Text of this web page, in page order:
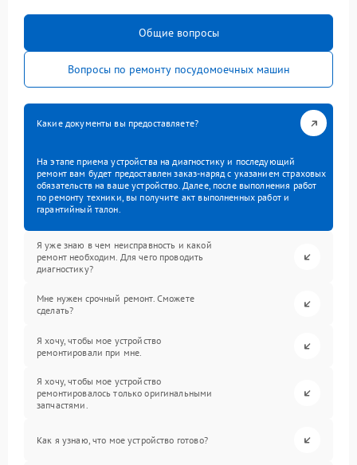
Общие вопросы
Вопросы по ремонту посудомоечных машин
Какие документы вы предоставляете?
На этапе приема устройства на диагностику и последующий
ремонт вам будет предоставлен заказ-наряд с указанием страховых
обязательств на ваше устройство. Далее, после выполнения работ
по ремонту техники, вы получите акт выполненных работ и
гарантийный талон.
Я уже знаю в чем неисправность и какой
ремонт необходим. Для чего проводить
диагностику?
Мне нужен срочный ремонт. Сможете
сделать?
Я хочу, чтобы мое устройство
ремонтировали при мне.
Я хочу, чтобы мое устройство
ремонтировалось только оригинальными
запчастями.
Как я узнаю, что мое устройство готово?